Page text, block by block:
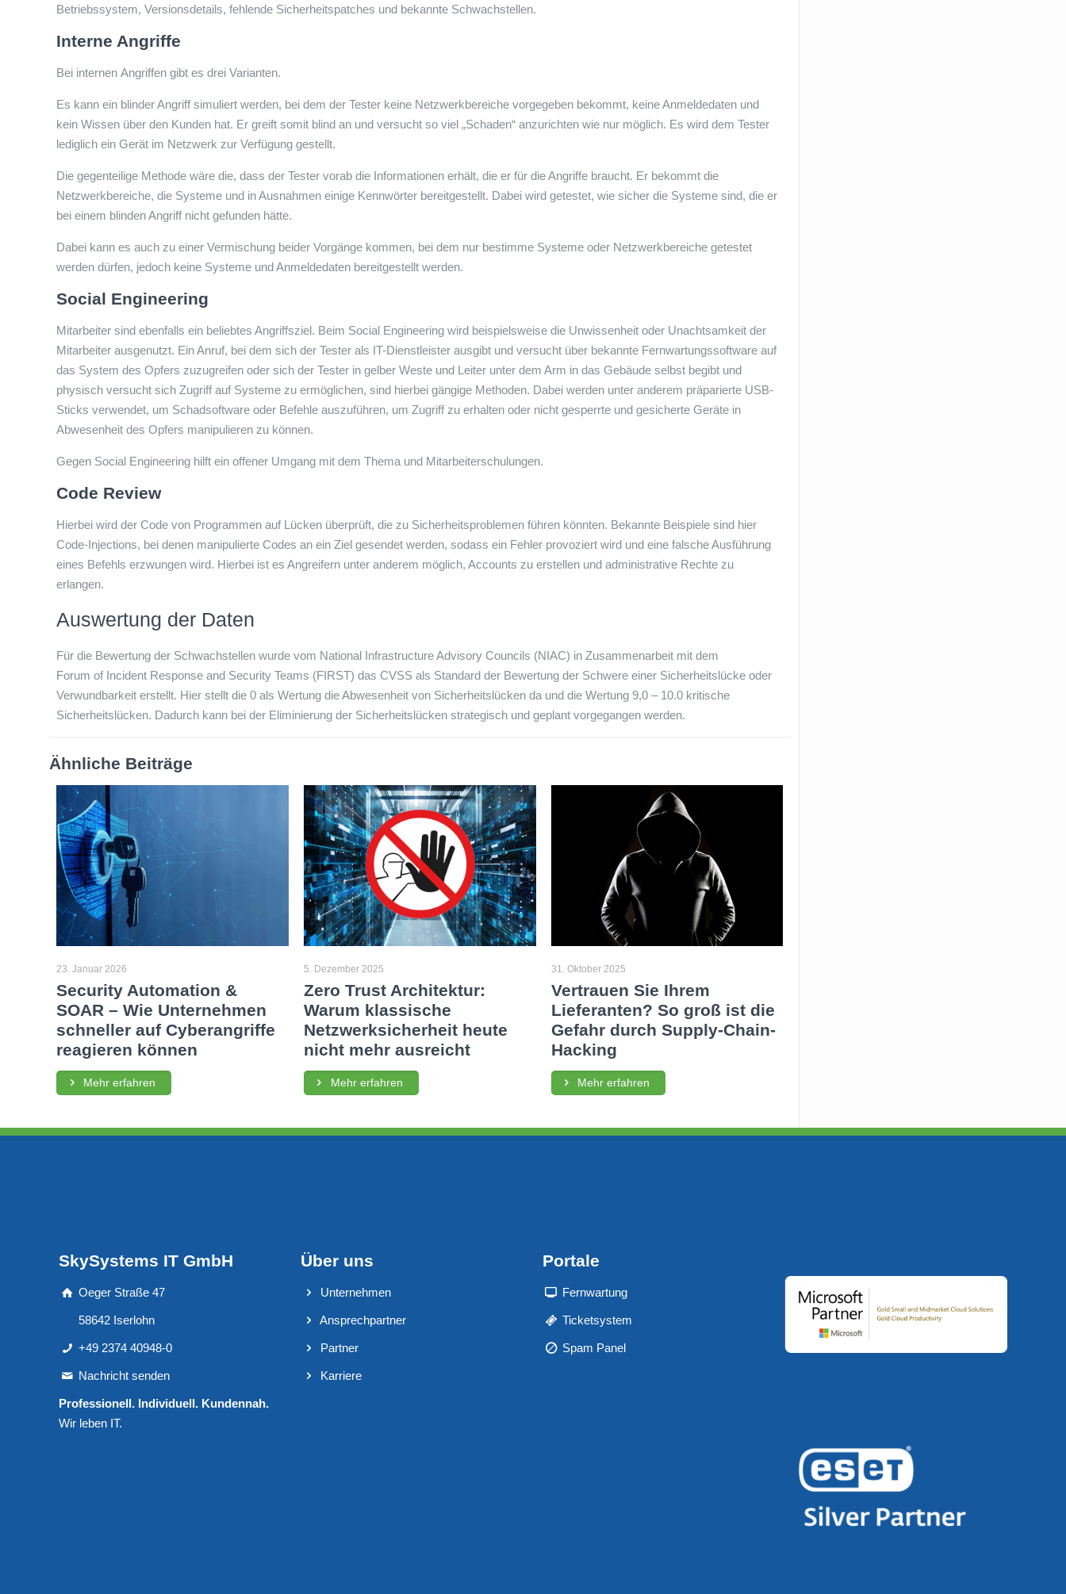
Betriebssystem, Versionsdetails, fehlende Sicherheitspatches und bekannte Schwachstellen.
Interne Angriffe
Bei internen Angriffen gibt es drei Varianten.
Es kann ein blinder Angriff simuliert werden, bei dem der Tester keine Netzwerkbereiche vorgegeben bekommt, keine Anmeldedaten und
kein Wissen über den Kunden hat. Er greift somit blind an und versucht so viel „Schaden“ anzurichten wie nur möglich. Es wird dem Tester
lediglich ein Gerät im Netzwerk zur Verfügung gestellt.
Die gegenteilige Methode wäre die, dass der Tester vorab die Informationen erhält, die er für die Angriffe braucht. Er bekommt die
Netzwerkbereiche, die Systeme und in Ausnahmen einige Kennwörter bereitgestellt. Dabei wird getestet, wie sicher die Systeme sind, die er
bei einem blinden Angriff nicht gefunden hätte.
Dabei kann es auch zu einer Vermischung beider Vorgänge kommen, bei dem nur bestimme Systeme oder Netzwerkbereiche getestet
werden dürfen, jedoch keine Systeme und Anmeldedaten bereitgestellt werden.
Social Engineering
Mitarbeiter sind ebenfalls ein beliebtes Angriffsziel. Beim Social Engineering wird beispielsweise die Unwissenheit oder Unachtsamkeit der
Mitarbeiter ausgenutzt. Ein Anruf, bei dem sich der Tester als IT-Dienstleister ausgibt und versucht über bekannte Fernwartungssoftware auf
das System des Opfers zuzugreifen oder sich der Tester in gelber Weste und Leiter unter dem Arm in das Gebäude selbst begibt und
physisch versucht sich Zugriff auf Systeme zu ermöglichen, sind hierbei gängige Methoden. Dabei werden unter anderem präparierte USB-
Sticks verwendet, um Schadsoftware oder Befehle auszuführen, um Zugriff zu erhalten oder nicht gesperrte und gesicherte Geräte in
Abwesenheit des Opfers manipulieren zu können.
Gegen Social Engineering hilft ein offener Umgang mit dem Thema und Mitarbeiterschulungen.
Code Review
Hierbei wird der Code von Programmen auf Lücken überprüft, die zu Sicherheitsproblemen führen könnten. Bekannte Beispiele sind hier
Code-Injections, bei denen manipulierte Codes an ein Ziel gesendet werden, sodass ein Fehler provoziert wird und eine falsche Ausführung
eines Befehls erzwungen wird. Hierbei ist es Angreifern unter anderem möglich, Accounts zu erstellen und administrative Rechte zu
erlangen.
Auswertung der Daten
Für die Bewertung der Schwachstellen wurde vom National Infrastructure Advisory Councils (NIAC) in Zusammenarbeit mit dem
Forum of Incident Response and Security Teams (FIRST) das CVSS als Standard der Bewertung der Schwere einer Sicherheitslücke oder
Verwundbarkeit erstellt. Hier stellt die 0 als Wertung die Abwesenheit von Sicherheitslücken da und die Wertung 9,0 – 10.0 kritische
Sicherheitslücken. Dadurch kann bei der Eliminierung der Sicherheitslücken strategisch und geplant vorgegangen werden.
Ähnliche Beiträge
23. Januar 2026
Security Automation &
SOAR – Wie Unternehmen
schneller auf Cyberangriffe
reagieren können
Mehr erfahren
5. Dezember 2025
Zero Trust Architektur:
Warum klassische
Netzwerksicherheit heute
nicht mehr ausreicht
Mehr erfahren
31. Oktober 2025
Vertrauen Sie Ihrem
Lieferanten? So groß ist die
Gefahr durch Supply-Chain-
Hacking
Mehr erfahren
SkySystems IT GmbH
Oeger Straße 47
58642 Iserlohn
+49 2374 40948-0
Nachricht senden
Professionell. Individuell. Kundennah.
Wir leben IT.
Über uns
Unternehmen
Ansprechpartner
Partner
Karriere
Portale
Fernwartung
Ticketsystem
Spam Panel